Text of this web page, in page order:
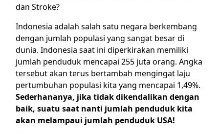
dan Stroke?
Indonesia adalah salah satu negara berkembang
dengan jumlah populasi yang sangat besar di
dunia. Indonesia saat ini diperkirakan memiliki
jumlah penduduk mencapai 255 juta orang. Angka
tersebut akan terus bertambah mengingat laju
pertumbuhan populasi kita yang mencapai 1,49%.
Sederhananya, jika tidak dikendalikan dengan
baik, suatu saat nanti jumlah penduduk kita
akan melampaui jumlah penduduk USA!